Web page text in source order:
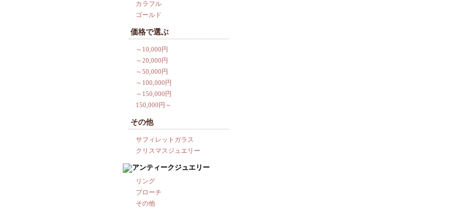
カラフル
ゴールド
価格で選ぶ
～10,000円
～20,000円
～50,000円
～100,000円
～150,000円
150,000円～
その他
サフィレットガラス
クリスマスジュエリー
リング
ブローチ
その他